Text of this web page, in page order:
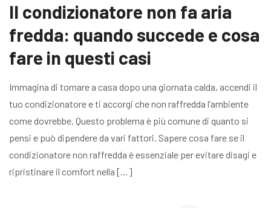
Il condizionatore non fa aria
fredda: quando succede e cosa
fare in questi casi
Immagina di tornare a casa dopo una giornata calda, accendi il
tuo condizionatore e ti accorgi che non raffredda l’ambiente
come dovrebbe. Questo problema è più comune di quanto si
pensi e può dipendere da vari fattori. Sapere cosa fare se il
condizionatore non raffredda è essenziale per evitare disagi e
ripristinare il comfort nella […]